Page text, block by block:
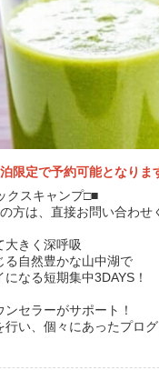
限定で予約可能となりま
クスキャンプ□■
方は、直接お問い合わせ
大きく深呼吸
る自然豊かな山中湖で
なる短期集中3DAYS！
セラーがサポート！
行い、個々にあったプロ